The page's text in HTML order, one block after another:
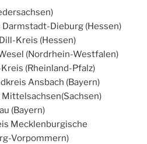
Darmstadt-Dieburg (Hessen)
Kreis (Hessen)
(Nordrhein-Westfalen)
(Rheinland-Pfalz)
Ansbach (Bayern)
Mittelsachsen(Sachsen)
(Bayern)
Mecklenburgische
Vorpommern)